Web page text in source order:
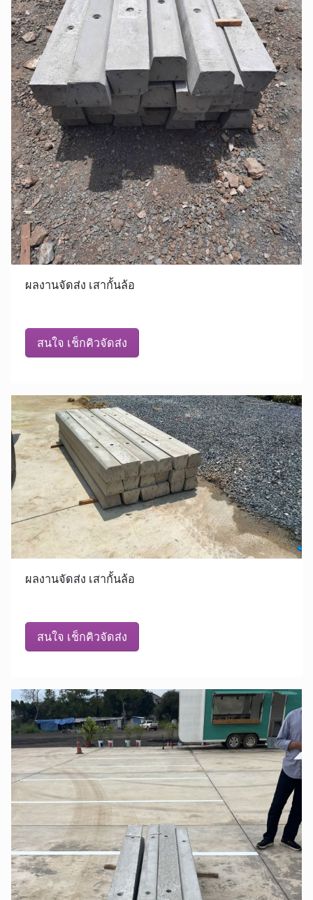
ผลงานจัดส่ง เสากั้นล้อ
สนใจ เช็กคิวจัดส่ง
ผลงานจัดส่ง เสากั้นล้อ
สนใจ เช็กคิวจัดส่ง